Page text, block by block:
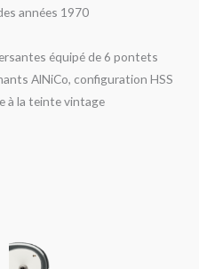
années 1970
équipé de 6 pontets
AlNiCo, configuration HSS
à la teinte vintage